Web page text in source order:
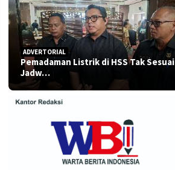
ADVERTORIAL
Pemadaman Listrik di HSS Tak Sesuai
Jadw…